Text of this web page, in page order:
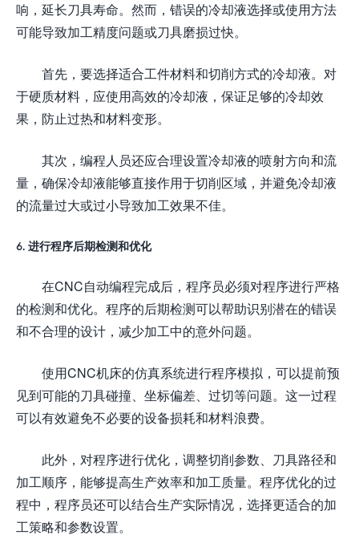
响，延长刀具寿命。然而，错误的冷却液选择或使用方法
可能导致加工精度问题或刀具磨损过快。
首先，要选择适合工件材料和切削方式的冷却液。对
于硬质材料，应使用高效的冷却液，保证足够的冷却效
果，防止过热和材料变形。
其次，编程人员还应合理设置冷却液的喷射方向和流
量，确保冷却液能够直接作用于切削区域，并避免冷却液
的流量过大或过小导致加工效果不佳。
6. 进行程序后期检测和优化
在CNC自动编程完成后，程序员必须对程序进行严格
的检测和优化。程序的后期检测可以帮助识别潜在的错误
和不合理的设计，减少加工中的意外问题。
使用CNC机床的仿真系统进行程序模拟，可以提前预
见到可能的刀具碰撞、坐标偏差、过切等问题。这一过程
可以有效避免不必要的设备损耗和材料浪费。
此外，对程序进行优化，调整切削参数、刀具路径和
加工顺序，能够提高生产效率和加工质量。程序优化的过
程中，程序员还可以结合生产实际情况，选择更适合的加
工策略和参数设置。